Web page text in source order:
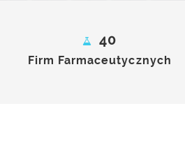
40
Firm Farmaceutycznych